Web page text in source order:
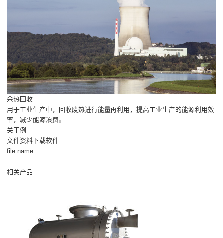
余热回收
用于工业生产中，回收废热进行能量再利用，提高工业生产的能源利用效
率，减少能源浪费。
关于例
文件资料下载软件
file name
相关产品